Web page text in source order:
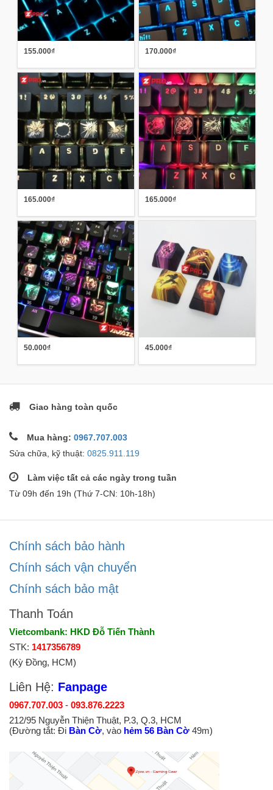
155.000₫ 170.000₫
165.000₫ 165.000₫
50.000₫ 45.000₫
Giao hàng toàn quốc
Mua hàng: 0967.707.003
Sửa chữa, kỹ thuật: 0825.911.119
Làm việc tất cả các ngày trong tuần
Từ 09h đến 19h (Thứ 7-CN: 10h-18h)
Chính sách bảo hành
Chính sách vận chuyển
Chính sách bảo mật
Thanh Toán
Vietcombank: HKD Đỗ Tiến Thành
STK: 1417356789
(Kỳ Đồng, HCM)
Liên Hệ: Fanpage
0967.707.003 - 093.876.2223
212/95 Nguyễn Thiện Thuật, P.3, Q.3, HCM
(Đường tắt: Đi Bàn Cờ, vào hẻm 56 Bàn Cờ 49m)